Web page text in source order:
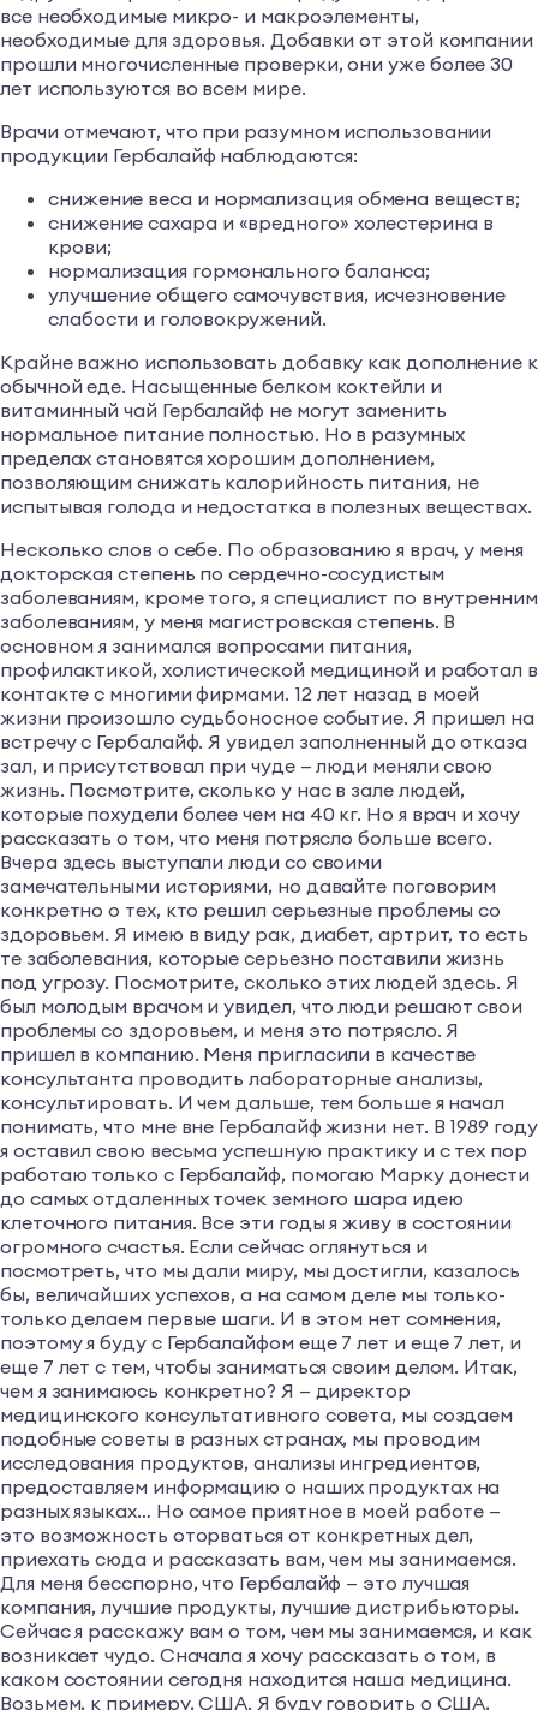
все необходимые микро- и макроэлементы,
необходимые для здоровья. Добавки от этой компании
прошли многочисленные проверки, они уже более 30
лет используются во всем мире.
Врачи отмечают, что при разумном использовании
продукции Гербалайф наблюдаются:
снижение веса и нормализация обмена веществ;
снижение сахара и «вредного» холестерина в
крови;
нормализация гормонального баланса;
улучшение общего самочувствия, исчезновение
слабости и головокружений.
Крайне важно использовать добавку как дополнение к
обычной еде. Насыщенные белком коктейли и
витаминный чай Гербалайф не могут заменить
нормальное питание полностью. Но в разумных
пределах становятся хорошим дополнением,
позволяющим снижать калорийность питания, не
испытывая голода и недостатка в полезных веществах.
Несколько слов о себе. По образованию я врач, у меня
докторская степень по сердечно-сосудистым
заболеваниям, кроме того, я специалист по внутренним
заболеваниям, у меня магистровская степень. В
основном я занимался вопросами питания,
профилактикой, холистической медициной и работал в
контакте с многими фирмами. 12 лет назад в моей
жизни произошло судьбоносное событие. Я пришел на
встречу с Гербалайф. Я увидел заполненный до отказа
зал, и присутствовал при чуде — люди меняли свою
жизнь. Посмотрите, сколько у нас в зале людей,
которые похудели более чем на 40 кг. Но я врач и хочу
рассказать о том, что меня потрясло больше всего.
Вчера здесь выступали люди со своими
замечательными историями, но давайте поговорим
конкретно о тех, кто решил серьезные проблемы со
здоровьем. Я имею в виду рак, диабет, артрит, то есть
те заболевания, которые серьезно поставили жизнь
под угрозу. Посмотрите, сколько этих людей здесь. Я
был молодым врачом и увидел, что люди решают свои
проблемы со здоровьем, и меня это потрясло. Я
пришел в компанию. Меня пригласили в качестве
консультанта проводить лабораторные анализы,
консультировать. И чем дальше, тем больше я начал
понимать, что мне вне Гербалайф жизни нет. В 1989 году
я оставил свою весьма успешную практику и с тех пор
работаю только с Гербалайф, помогаю Марку донести
до самых отдаленных точек земного шара идею
клеточного питания. Все эти годы я живу в состоянии
огромного счастья. Если сейчас оглянуться и
посмотреть, что мы дали миру, мы достигли, казалось
бы, величайших успехов, а на самом деле мы только-
только делаем первые шаги. И в этом нет сомнения,
поэтому я буду с Гербалайфом еще 7 лет и еще 7 лет, и
еще 7 лет с тем, чтобы заниматься своим делом. Итак,
чем я занимаюсь конкретно? Я — директор
медицинского консультативного совета, мы создаем
подобные советы в разных странах, мы проводим
исследования продуктов, анализы ингредиентов,
предоставляем информацию о наших продуктах на
разных языках… Но самое приятное в моей работе —
это возможность оторваться от конкретных дел,
приехать сюда и рассказать вам, чем мы занимаемся.
Для меня бесспорно, что Гербалайф — это лучшая
компания, лучшие продукты, лучшие дистрибьюторы.
Сейчас я расскажу вам о том, чем мы занимаемся, и как
возникает чудо. Сначала я хочу рассказать о том, в
каком состоянии сегодня находится наша медицина.
Возьмем, к примеру, США. Я буду говорить о США,